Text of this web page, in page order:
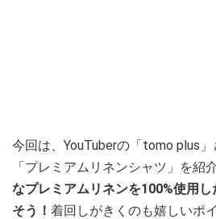
今回は、YouTuberの「tomo plus
「プレミアムリネンシャツ」を紹
なプレミアムリネンを100%使用
そう！ 着回しがきくのも嬉しいポ